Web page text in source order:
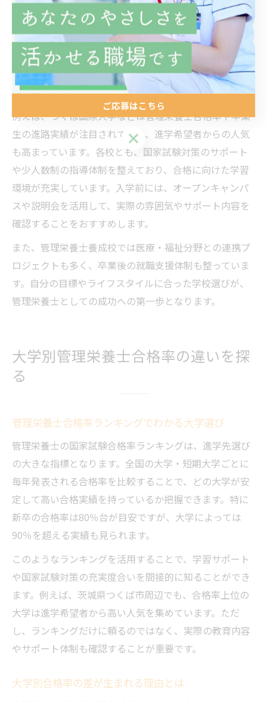
ぞれに特徴があります。代表的な学校では、国家試験合
格率が高いだけでなく、臨地実習や地域連携活動が積極
的に行われている点が強みです。最新の栄養学研究に触
れられるカリキュラムや、現場経験豊富な教員による指
導も魅力です。
例えば、つくば国際大学などは管理栄養士合格率や卒業
生の進路実績が注目されており、進学希望者からの人気
も高まっています。各校とも、国家試験対策のサポート
や少人数制の指導体制を整えており、合格に向けた学習
環境が充実しています。入学前には、オープンキャンパ
スや説明会を活用して、実際の雰囲気やサポート内容を
確認することをおすすめします。
また、管理栄養士養成校では医療・福祉分野との連携プ
ロジェクトも多く、卒業後の就職支援体制も整っていま
す。自分の目標やライフスタイルに合った学校選びが、
管理栄養士としての成功への第一歩となります。
大学別管理栄養士合格率の違いを探
る
管理栄養士合格率ランキングでわかる大学選び
管理栄養士の国家試験合格率ランキングは、進学先選び
の大きな指標となります。全国の大学・短期大学ごとに
毎年発表される合格率を比較することで、どの大学が安
定して高い合格実績を持っているか把握できます。特に
新卒の合格率は80％台が目安ですが、大学によっては
90％を超える実績も見られます。
このようなランキングを活用することで、学習サポート
や国家試験対策の充実度合いを間接的に知ることができ
ます。例えば、茨城県つくば市周辺でも、合格率上位の
大学は進学希望者から高い人気を集めています。ただ
し、ランキングだけに頼るのではなく、実際の教育内容
やサポート体制も確認することが重要です。
大学別合格率の差が生まれる理由とは
ご応募はこちら
ご応募はこちら